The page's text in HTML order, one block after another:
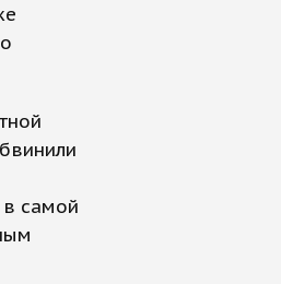
в самой